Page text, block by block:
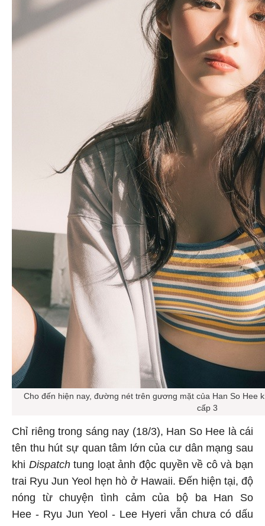
Cho đến hiện nay, đường nét trên gương mặt của Han So Hee
cấp 3
Chỉ riêng trong sáng nay (18/3), Han So Hee là cái
tên thu hút sự quan tâm lớn của cư dân mạng sau
khi Dispatchtung loạt ảnh độc quyền về cô và bạn
trai Ryu Jun Yeol hẹn hò ở Hawaii. Đến hiện tại, độ
nóng từ chuyện tình cảm của bộ ba Han So
Hee - Ryu Jun Yeol - Lee Hyeri vẫn chưa có dấu